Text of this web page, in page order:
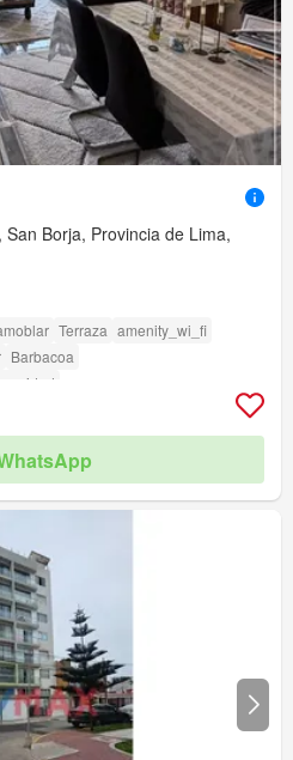
San Borja, Provincia de Lima,
Terraza amenity_wi_fi
Barbacoa